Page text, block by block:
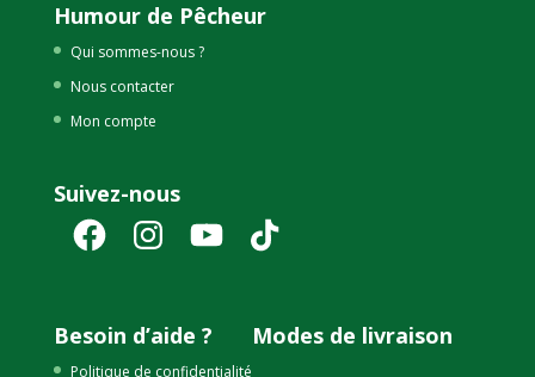
Humour de Pêcheur
Qui sommes-nous ?
Nous contacter
Mon compte
Suivez-nous
FacebookInstagramYouTube TikTok
Besoin d’aide ?
Politique de confidentialité
Modes de livraison